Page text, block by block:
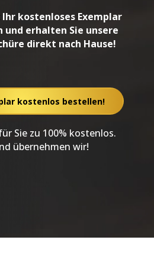
kostenloses Exemplar
und erhalten Sie unsere
direkt nach Hause!
kostenlos bestellen!
Sie zu 100% kostenlos.
übernehmen wir!